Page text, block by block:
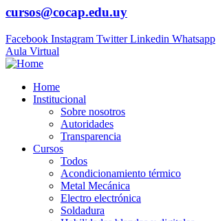
cursos@cocap.edu.uy
Facebook Instagram Twitter Linkedin Whatsapp
Aula Virtual
Home
Institucional
Sobre nosotros
Autoridades
Transparencia
Cursos
Todos
Acondicionamiento térmico
Metal Mecánica
Electro electrónica
Soldadura